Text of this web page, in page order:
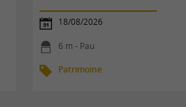
18/08/2026
6 m - Pau
Patrimoine